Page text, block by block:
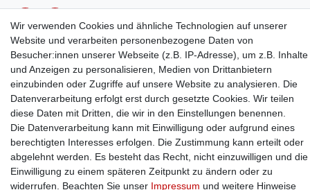
Service
Kontakt
Versand
Vertrag widerrufen
ikero GmbH
Wir verwenden Cookies und ähnliche Technologien auf unserer
Website und verarbeiten personenbezogene Daten von
Besucher:innen unserer Webseite (z.B. IP-Adresse), um z.B. Inhalte
und Anzeigen zu personalisieren, Medien von Drittanbietern
einzubinden oder Zugriffe auf unsere Website zu analysieren. Die
Datenverarbeitung erfolgt erst durch gesetzte Cookies. Wir teilen
diese Daten mit Dritten, die wir in den Einstellungen benennen.
Die Datenverarbeitung kann mit Einwilligung oder aufgrund eines
berechtigten Interesses erfolgen. Die Zustimmung kann erteilt oder
abgelehnt werden. Es besteht das Recht, nicht einzuwilligen und die
Einwilligung zu einem späteren Zeitpunkt zu ändern oder zu
widerrufen. Beachten Sie unser Impressum und weitere Hinweise